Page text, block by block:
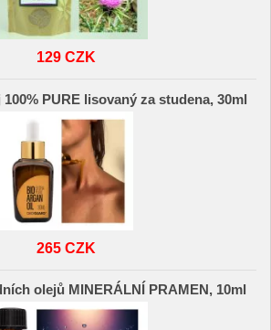
129 CZK
PURE lisovaný za studena, 30ml
265 CZK
olejů MINERÁLNÍ PRAMEN, 10ml